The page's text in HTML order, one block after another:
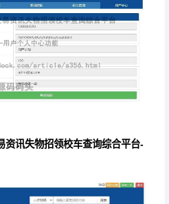
资讯失物招领校车查询综合平台-